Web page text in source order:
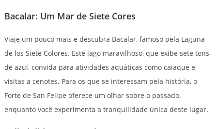
Bacalar: Um Mar de Siete Cores
Viaje um pouco mais e descubra Bacalar, famoso pela Laguna
de los Siete Colores. Este lago maravilhoso, que exibe sete tons
de azul, convida para atividades aquáticas como caiaque e
visitas a cenotes. Para os que se interessam pela história, o
Forte de San Felipe oferece um olhar sobre o passado,
enquanto você experimenta a tranquilidade única deste lugar.